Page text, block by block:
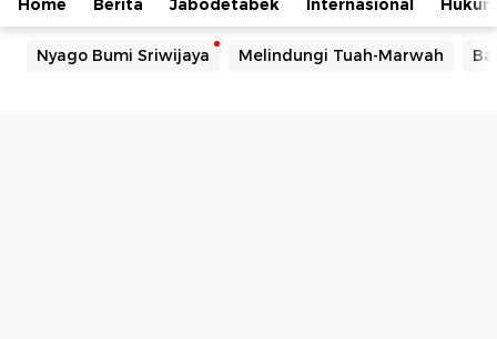
Home Berita Jabodetabek Internasional Hukum
Nyago Bumi Sriwijaya Melindungi Tuah-Marwah